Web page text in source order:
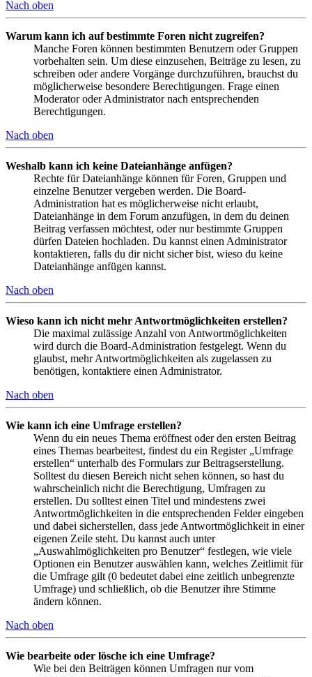
Nach oben
Warum kann ich auf bestimmte Foren nicht zugreifen?
Manche Foren können bestimmten Benutzern oder Gruppen
vorbehalten sein. Um diese einzusehen, Beiträge zu lesen, zu
schreiben oder andere Vorgänge durchzuführen, brauchst du
möglicherweise besondere Berechtigungen. Frage einen
Moderator oder Administrator nach entsprechenden
Berechtigungen.
Nach oben
Weshalb kann ich keine Dateianhänge anfügen?
Rechte für Dateianhänge können für Foren, Gruppen und
einzelne Benutzer vergeben werden. Die Board-
Administration hat es möglicherweise nicht erlaubt,
Dateianhänge in dem Forum anzufügen, in dem du deinen
Beitrag verfassen möchtest, oder nur bestimmte Gruppen
dürfen Dateien hochladen. Du kannst einen Administrator
kontaktieren, falls du dir nicht sicher bist, wieso du keine
Dateianhänge anfügen kannst.
Nach oben
Wieso kann ich nicht mehr Antwortmöglichkeiten erstellen?
Die maximal zulässige Anzahl von Antwortmöglichkeiten
wird durch die Board-Administration festgelegt. Wenn du
glaubst, mehr Antwortmöglichkeiten als zugelassen zu
benötigen, kontaktiere einen Administrator.
Nach oben
Wie kann ich eine Umfrage erstellen?
Wenn du ein neues Thema eröffnest oder den ersten Beitrag
eines Themas bearbeitest, findest du ein Register „Umfrage
erstellen“ unterhalb des Formulars zur Beitragserstellung.
Solltest du diesen Bereich nicht sehen können, so hast du
wahrscheinlich nicht die Berechtigung, Umfragen zu
erstellen. Du solltest einen Titel und mindestens zwei
Antwortmöglichkeiten in die entsprechenden Felder eingeben
und dabei sicherstellen, dass jede Antwortmöglichkeit in einer
eigenen Zeile steht. Du kannst auch unter
„Auswahlmöglichkeiten pro Benutzer“ festlegen, wie viele
Optionen ein Benutzer auswählen kann, welches Zeitlimit für
die Umfrage gilt (0 bedeutet dabei eine zeitlich unbegrenzte
Umfrage) und schließlich, ob die Benutzer ihre Stimme
ändern können.
Nach oben
Wie bearbeite oder lösche ich eine Umfrage?
Wie bei den Beiträgen können Umfragen nur vom